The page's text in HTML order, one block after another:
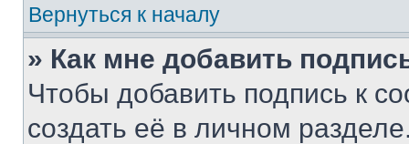
Вернуться к началу
» Как мне добавить
Чтобы добавить подпись к
создать её в личном